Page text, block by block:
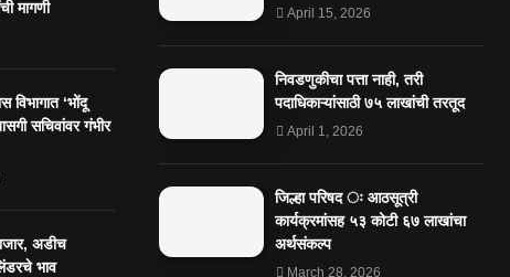
मागणी
विभागात ‘भोंदू
सचिवांवर गंभीर
अडीच
भाव
April 15, 2026
निवडणुकीचा पत्ता नाही, तरी
पदाधिकाऱ्यांसाठी ७५ लाखांची तरतूद
April 1, 2026
जिल्हा परिषद ः आठसूत्री
कार्यक्रमांसह ५३ कोटी ६७ लाखांचा
अर्थसंकल्प
March 28, 2026